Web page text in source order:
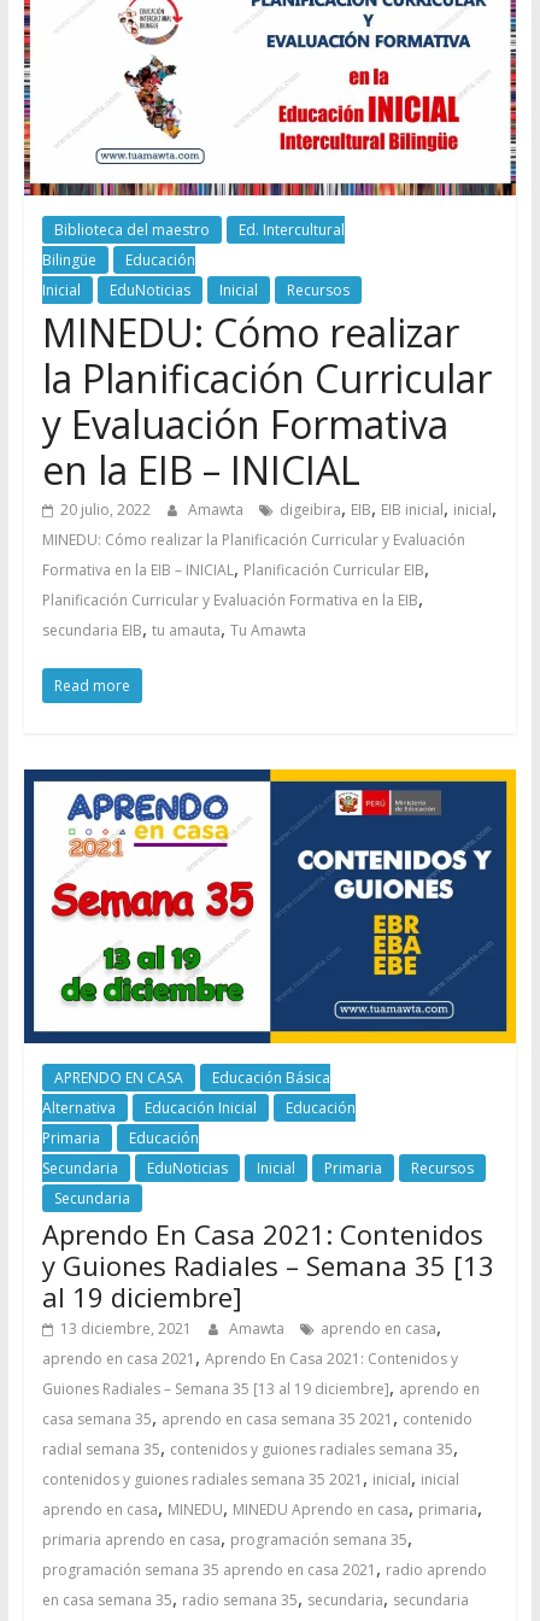
Biblioteca del maestro
Ed. Intercultural
Bilingüe
Educación
Inicial
EduNoticias Inicial Recursos
MINEDU: Cómo realizar
la Planificación Curricular
y Evaluación Formativa
en la EIB – INICIAL
20 julio, 2022 Amawta digeibira, EIB, EIB inicial, inicial,
MINEDU: Cómo realizar la Planificación Curricular y Evaluación
Formativa en la EIB – INICIAL, Planificación Curricular EIB,
Planificación Curricular y Evaluación Formativa en la EIB,
secundaria EIB, tu amauta, Tu Amawta
Read more
APRENDO EN CASA
Educación Básica
Alternativa
Educación Inicial
Educación
Primaria
Educación
Secundaria
EduNoticias Inicial Primaria
Recursos
Secundaria
Aprendo En Casa 2021: Contenidos
y Guiones Radiales – Semana 35 [13
al 19 diciembre]
13 diciembre, 2021 Amawta aprendo en casa,
aprendo en casa 2021 , Aprendo En Casa 2021: Contenidos y
Guiones Radiales – Semana 35 [13 al 19 diciembre], aprendo en
casa semana 35, aprendo en casa semana 35 2021 , contenido
radial semana 35, contenidos y guiones radiales semana 35,
contenidos y guiones radiales semana 35 2021 , inicial, inicial
aprendo en casa, MINEDU, MINEDU Aprendo en casa, primaria,
primaria aprendo en casa, programación semana 35,
programación semana 35 aprendo en casa 2021 , radio aprendo
en casa semana 35, radio semana 35, secundaria, secundaria